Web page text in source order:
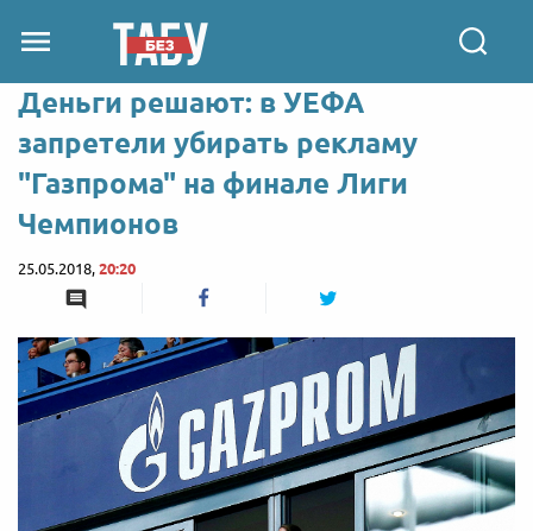
Деньги решают: в УЕФА
запретели убирать рекламу
"Газпрома" на финале Лиги
Чемпионов
25.05.2018, 20:20